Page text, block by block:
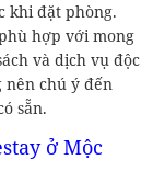
khi đặt phòng.
hợp với mong
và dịch vụ độc
nên chú ý đến
sẵn.
ở Mộc